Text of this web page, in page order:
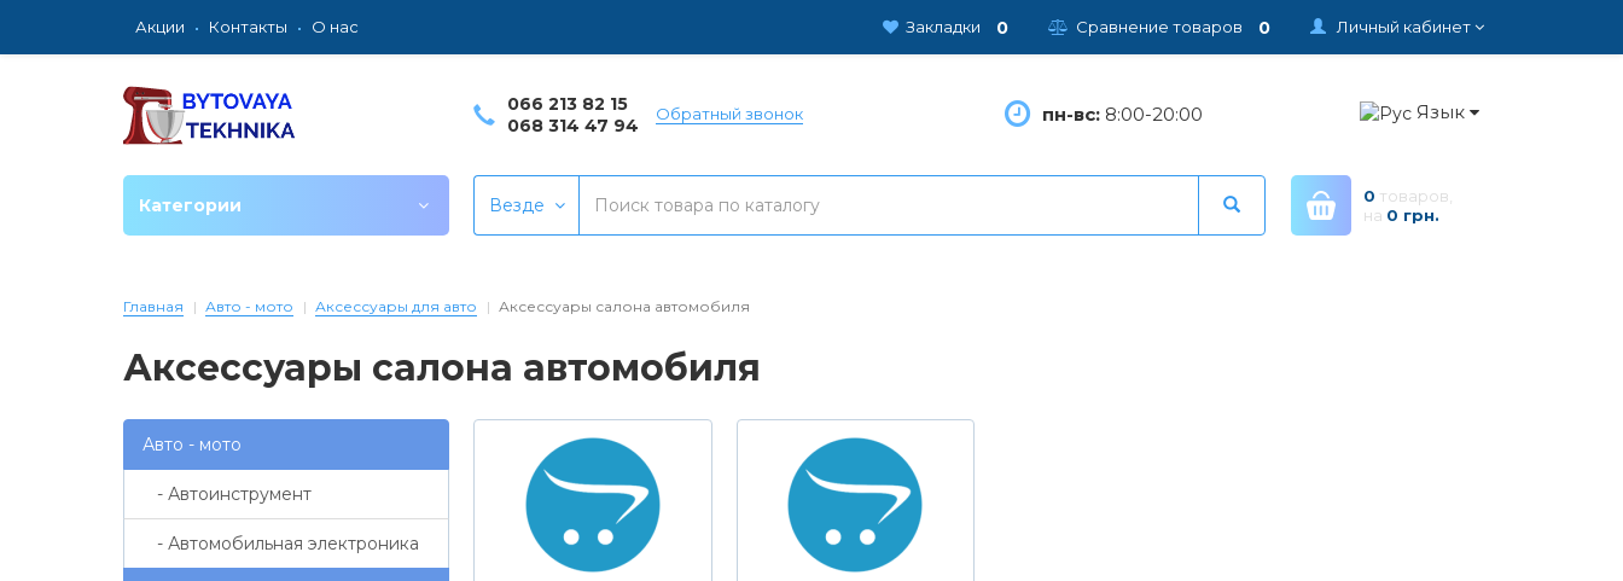
Акции Контакты О нас Личный кабинет
Закладки 0 Сравнение товаров 0
066 213 82 15
068 314 47 94
Обратный звонок пн-вс:8:00-20:00 Язык
Везде 0 товаров,
на 0 грн.
Категории
Главная Авто - мото Аксессуары для авто Аксессуары салона автомобиля
Аксессуары салона автомобиля
Авто - мото
- Автоинструмент
- Автомобильная электроника